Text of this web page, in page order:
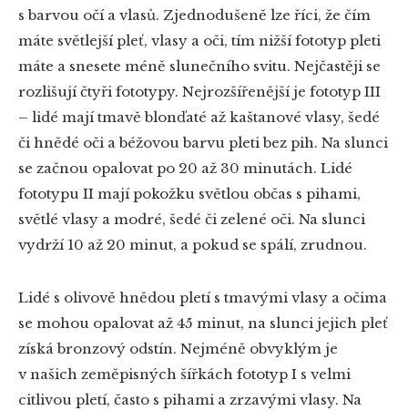
s barvou očí a vlasů. Zjednodušeně lze říci, že čím
máte světlejší pleť, vlasy a oči, tím nižší fototyp pleti
máte a snesete méně slunečního svitu. Nejčastěji se
rozlišují čtyři fototypy. Nejrozšířenější je fototyp III
– lidé mají tmavě blonďaté až kaštanové vlasy, šedé
či hnědé oči a béžovou barvu pleti bez pih. Na slunci
se začnou opalovat po 20 až 30 minutách. Lidé
fototypu II mají pokožku světlou občas s pihami,
světlé vlasy a modré, šedé či zelené oči. Na slunci
vydrží 10 až 20 minut, a pokud se spálí, zrudnou.
Lidé s olivově hnědou pletí s tmavými vlasy a očima
se mohou opalovat až 45 minut, na slunci jejich pleť
získá bronzový odstín. Nejméně obvyklým je
v našich zeměpisných šířkách fototyp I s velmi
citlivou pletí, často s pihami a zrzavými vlasy. Na